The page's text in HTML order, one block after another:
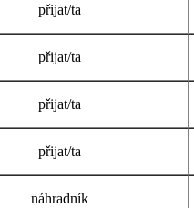
přijat/ta
přijat/ta
přijat/ta
přijat/ta
náhradník